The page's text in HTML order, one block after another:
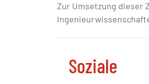
Zur Umsetzung dieser
Soziale